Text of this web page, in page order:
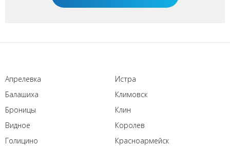
Апрелевка
Балашиха
Броницы
Видное
Голицино
Истра
Климовск
Клин
Королев
Красноармейск